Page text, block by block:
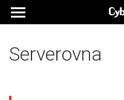
Serverovna